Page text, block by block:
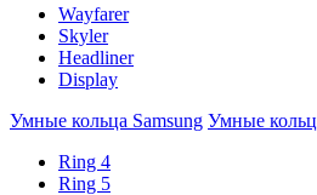
Wayfarer
Skyler
Headliner
Display
Умные кольца Samsung Умные
Ring 4
Ring 5